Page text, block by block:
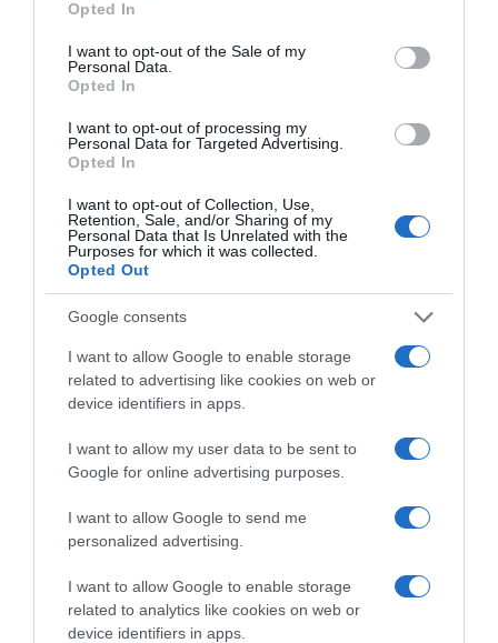
use your data for below specified purposes in below Google
consent section.
Opted In
I want to opt-out of the Sale of my
Personal Data.
Opted In
I want to opt-out of processing my
Personal Data for Targeted Advertising.
Opted In
I want to opt-out of Collection, Use,
Retention, Sale, and/or Sharing of my
Personal Data that Is Unrelated with the
Purposes for which it was collected.
Opted Out
Google consents
I want to allow Google to enable storage
related to advertising like cookies on web or
device identifiers in apps.
I want to allow my user data to be sent to
Google for online advertising purposes.
I want to allow Google to send me
personalized advertising.
I want to allow Google to enable storage
related to analytics like cookies on web or
device identifiers in apps.
ΕΛΛΑΔΑ